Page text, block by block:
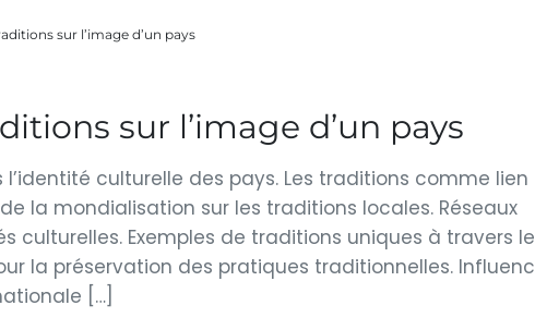
sur l’image d’un pays
sur l’image d’un pays
l’identité culturelle des pays. Les traditions comme lien
la mondialisation sur les traditions locales. Réseaux
culturelles. Exemples de traditions uniques à travers le
la préservation des pratiques traditionnelles.
[…]